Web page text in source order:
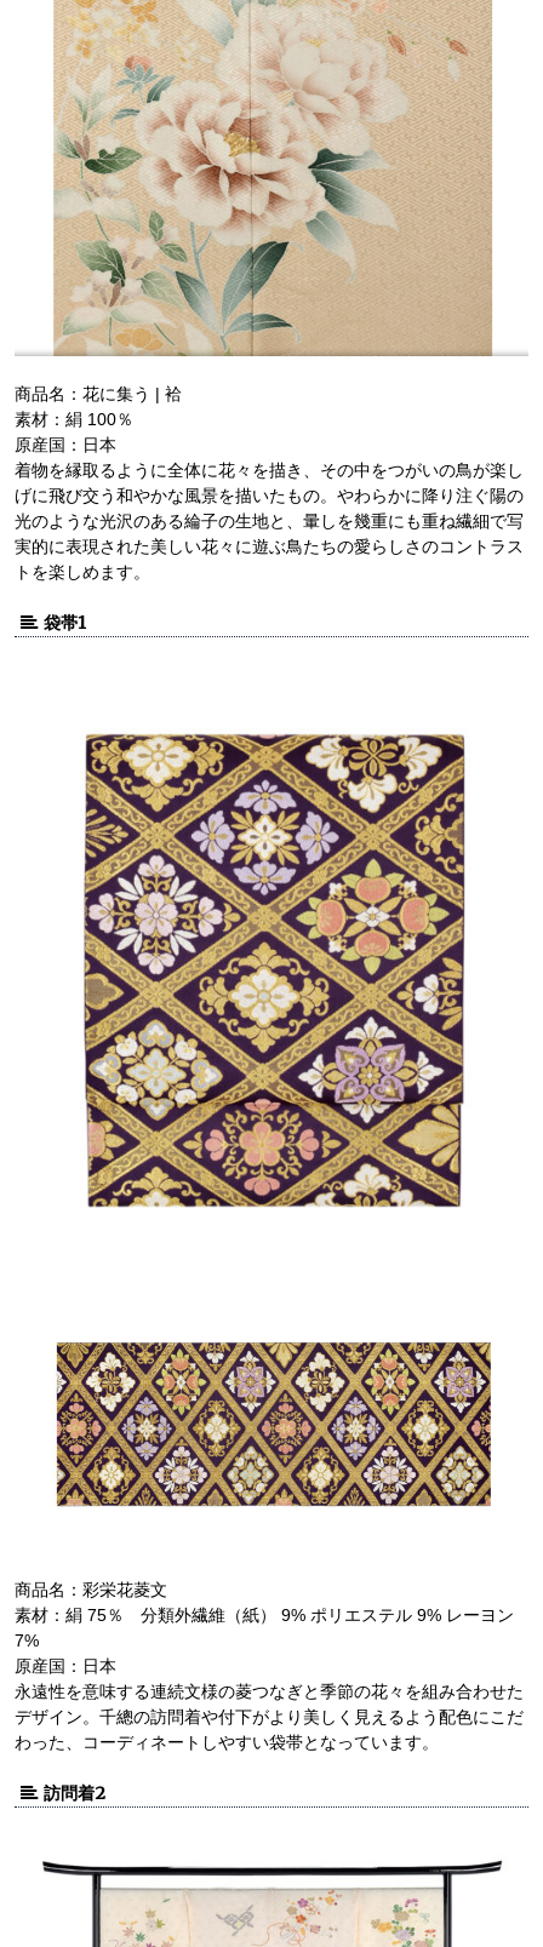
商品名：花に集う | 袷
素材：絹 100％
原産国：日本
着物を縁取るように全体に花々を描き、その中をつがいの鳥が楽し
げに飛び交う和やかな風景を描いたもの。やわらかに降り注ぐ陽の
光のような光沢のある綸子の生地と、暈しを幾重にも重ね繊細で写
実的に表現された美しい花々に遊ぶ鳥たちの愛らしさのコントラス
トを楽しめます。
袋帯1
商品名：彩栄花菱文
素材：絹 75％ 分類外繊維（紙） 9% ポリエステル 9% レーヨン
7%
原産国：日本
永遠性を意味する連続文様の菱つなぎと季節の花々を組み合わせた
デザイン。千總の訪問着や付下がより美しく見えるよう配色にこだ
わった、コーディネートしやすい袋帯となっています。
訪問着2